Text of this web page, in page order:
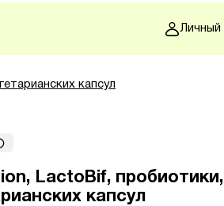
Личный
капсул
LactoBif, пробиотики,
капсул